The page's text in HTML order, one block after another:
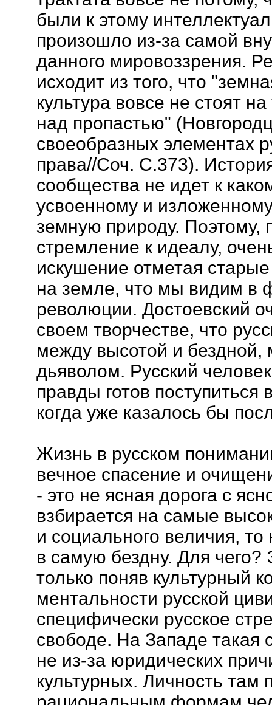
были к этому
произошло из-за самой
данного мировоззрения.
исходит из того, что
культура вовсе не стоят
над пропастью"
своеобразных элементах
права//Соч. С.373).
сообщества не идет к
усвоенному и
земную природу. Поэтому,
стремление к идеалу,
искушение отметая
на земле, что мы видим в
революции. Достоевский
своем творчестве, что
между высотой и бездной,
дьяволом. Русский
правды готов поступиться
когда уже казалось бы
Жизнь в русском
вечное спасение и
- это не ясная дорога с
взбирается на самые
и социального величия, то
в самую бездну. Для
только поняв культурный
ментальности русской
специфически русское
свободе. На Западе такая
не из-за юридических
культурных. Личность там